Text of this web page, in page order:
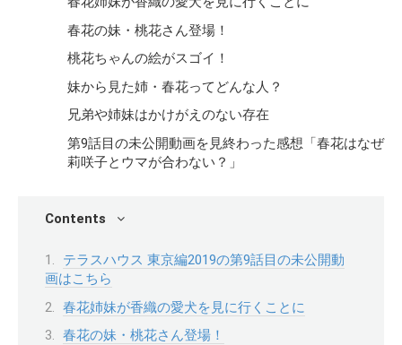
春花の妹・桃花さん登場！
桃花ちゃんの絵がスゴイ！
妹から見た姉・春花ってどんな人？
兄弟や姉妹はかけがえのない存在
第9話目の未公開動画を見終わった感想「春花はなぜ
莉咲子とウマが合わない？」
Contents
テラスハウス 東京編2019の第9話目の未公開動
画はこちら
春花姉妹が香織の愛犬を見に行くことに
春花の妹・桃花さん登場！